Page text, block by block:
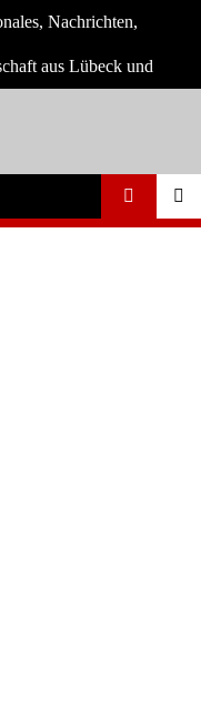
Nachrichten,
aus Lübeck und
aus Lübeck